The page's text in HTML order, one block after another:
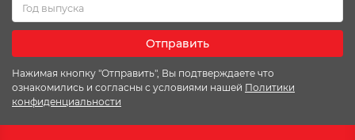
Отправить
Нажимая кнопку "Отправить", Вы подтверждаете что
ознакомились и согласны с условиями нашей Политики
конфиденциальности